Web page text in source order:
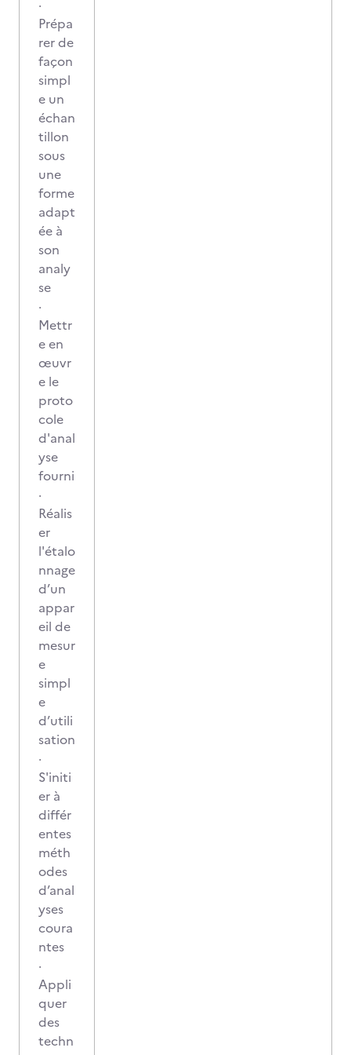
·
Prépa
rer de
façon
simpl
e un
échan
tillon
sous
une
forme
adapt
ée à
son
analy
se
·
Mettr
e en
œuvr
e le
proto
cole
d'anal
yse
fourni
·
Réalis
er
l'étalo
nnage
d’un
appar
eil de
mesur
e
simpl
e
d’utili
sation
·
S'initi
er à
différ
entes
méth
odes
d’anal
yses
coura
ntes
·
Appli
quer
des
techn